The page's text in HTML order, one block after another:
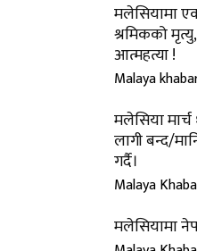
मलेसियामा
श्रमिकको
आत्महत्या !
Malaya
मलेसिया
लागी बन्द/
गर्दै।
Malaya
मलेसियामा